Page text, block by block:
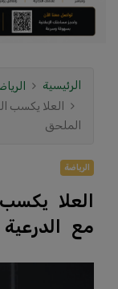
الرئيسية
العلا يكسب
الملحق
الرياضة
العلا
مع